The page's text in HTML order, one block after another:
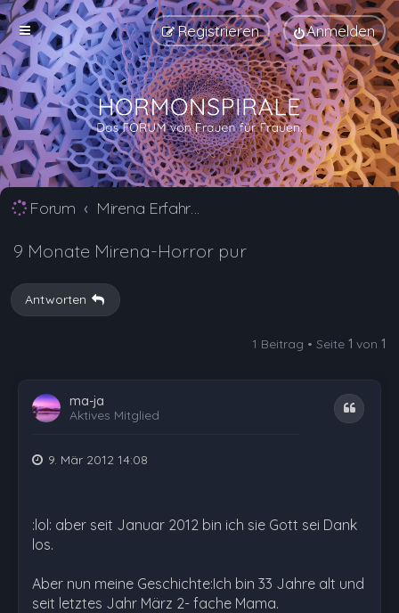
Anmelden
Registrieren
Forum Mirena Erfahrungsberichte und Nebenwirkungen
9 Monate Mirena-Horror pur
Antworten
1 Beitrag • Seite 1 von 1
ma-ja
Aktives Mitglied
Zitat
9. Mär 2012 14:08
:lol: aber seit Januar 2012 bin ich sie Gott sei Dank
los.
Aber nun meine Geschichte:Ich bin 33 Jahre alt und
seit letztes Jahr März 2- fache Mama.